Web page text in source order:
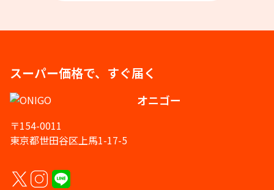
スーパー価格で、すぐ届く
オニゴー
〒154-0011
東京都世田谷区上馬1-17-5